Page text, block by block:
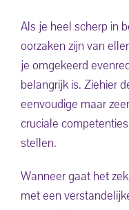
Als je heel scherp in
oorzaken zijn van
je omgekeerd
belangrijk is. Ziehier
eenvoudige maar
cruciale
stellen.
Wanneer gaat het
met een